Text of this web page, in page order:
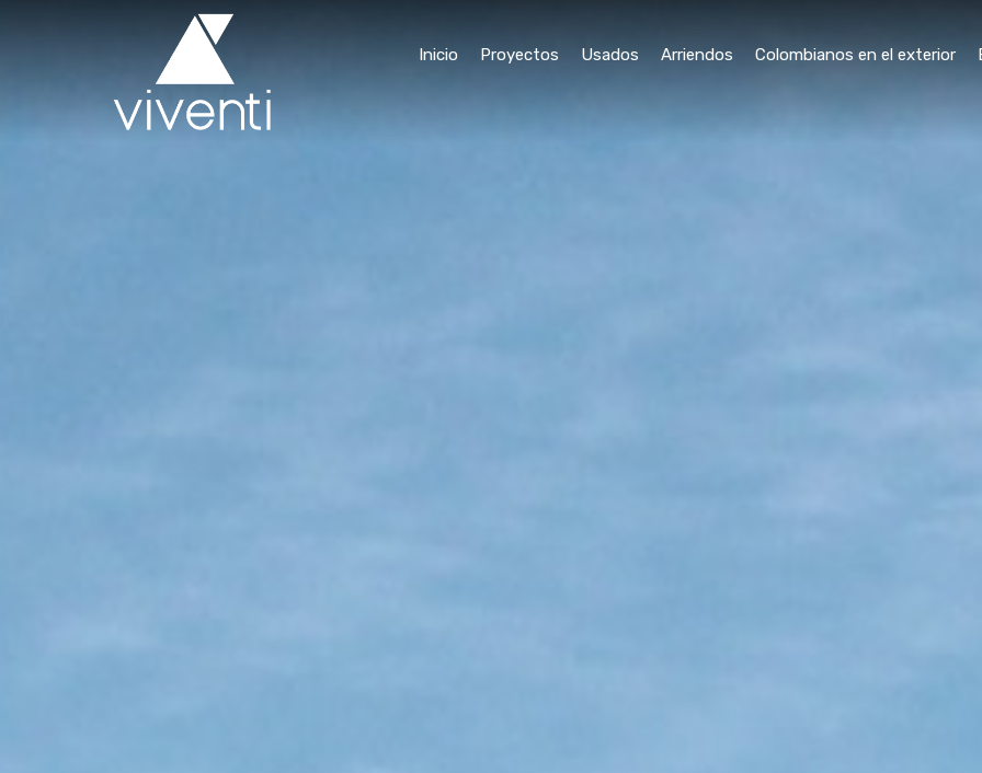
Inicio Proyectos Usados Arriendos Colombianos en el exterior